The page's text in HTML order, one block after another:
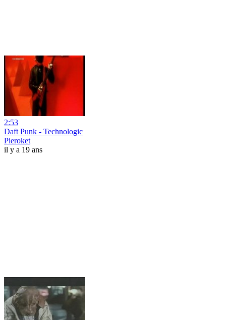
2:53
Daft Punk - Technologic
Pieroket
il y a 19 ans